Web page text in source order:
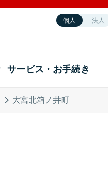
個人 法人
サービス・お手続き
大宮北箱ノ井町